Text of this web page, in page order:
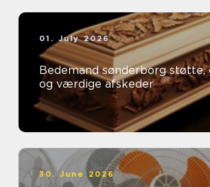
01. July 2026
Bedemand sønderborg støtte, overblik
og værdige afskeder
30. June 2026